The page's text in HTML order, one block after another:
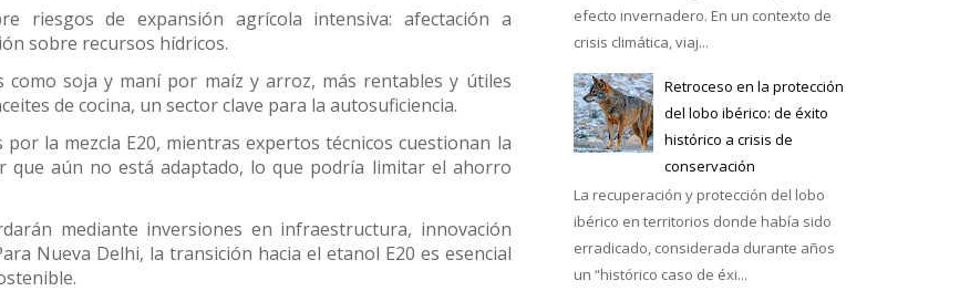
riesgos de expansión agrícola intensiva: afectación a
sobre recursos hídricos.
soja y maní por maíz y arroz, más rentables y útiles
de cocina, un sector clave para la autosuficiencia.
la mezcla E20, mientras expertos técnicos cuestionan la
que aún no está adaptado, lo que podría limitar el ahorro
mediante inversiones en infraestructura, innovación
Nueva Delhi, la transición hacia el etanol E20 es esencial
efecto invernadero. En un contexto de
crisis climática, viaj...
Retroceso en la protección
del lobo ibérico: de éxito
histórico a crisis de
conservación
La recuperación y protección del lobo
ibérico en territorios donde había sido
erradicado, considerada durante años
un “histórico caso de éxi...